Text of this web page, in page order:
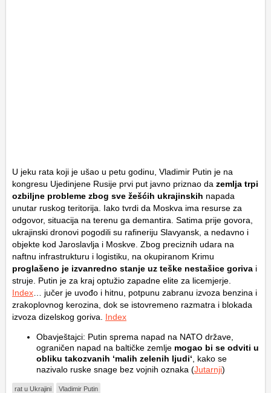
U jeku rata koji je ušao u petu godinu, Vladimir Putin je na
kongresu Ujedinjene Rusije prvi put javno priznao da zemlja trpi
ozbiljne probleme zbog sve žešćih ukrajinskih napada
unutar ruskog teritorija. Iako tvrdi da Moskva ima resurse za
odgovor, situacija na terenu ga demantira. Satima prije govora,
ukrajinski dronovi pogodili su rafineriju Slavyansk, a nedavno i
objekte kod Jaroslavlja i Moskve. Zbog preciznih udara na
naftnu infrastrukturu i logistiku, na okupiranom Krimu
proglašeno je izvanredno stanje uz teške nestašice goriva i
struje. Putin je za kraj optužio zapadne elite za licemjerje.
Index … jučer je uvođo i hitnu, potpunu zabranu izvoza benzina i
zrakoplovnog kerozina, dok se istovremeno razmatra i blokada
izvoza dizelskog goriva. Index
Obavještajci: Putin sprema napad na NATO države,
ograničen napad na baltičke zemlje mogao bi se odviti u
obliku takozvanih ‘malih zelenih ljudi‘ , kako se
nazivalo ruske snage bez vojnih oznaka (Jutarnji)
rat u Ukrajini Vladimir Putin